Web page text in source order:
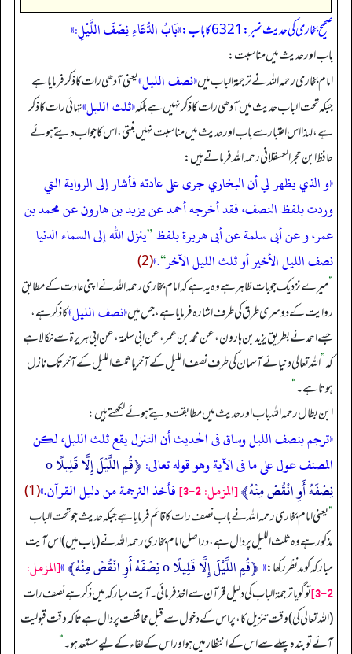
صحیح بخاری کی حدیث نمبر: 6321 کا باب: «بَابُ الدُّعَاءِ نِصْفَ اللَّيْلِ:»
باب اور حدیث میں مناسبت:
امام بخاری رحمہ اللہ نے ترجمۃ الباب میں«نصف الليل»یعنی آدھی رات کا ذکر فرمایا ہے
جبکہ تحت الباب حدیث میں آدھی رات کا ذکر نہیں ہے بلکہ«ثلث الليل»تہائی رات کا ذکر
ہے، لہذا اس اعتبار سے باب اور حدیث میں مناسبت نہیں بنتی، اس کا جواب دیتے ہوئے
حافظ ابن حجر العسقلانی رحمہ اللہ فرماتے ہیں:
«و الذي يظهر لي أن البخاري جرى على عادته فأشار إلى الرواية التي
وردت بلفظ النصف، فقد أخرجه أحمد عن يزيد بن هارون عن محمد بن
عمر، و عن أبى سلمة عن أبى هريرة بلفظ”ينزل الله إلى السماء الدنيا
نصف الليل الأخير أو ثلث الليل الآخر“
.»
(2)
”میرے نزدیک جو بات ظاہر ہے وہ یہ ہے کہ امام بخاری رحمہ اللہ نے اپنی عادت کے مطابق
روایت کے دوسری طرق کی طرف اشارہ فرمایا ہے، جس میں«نصف الليل»کا ذکر ہے،
جسے احمد نے بطریق یزید بن ہارون، عن محمد بن عمر، عن ابی سلمۃ، عن ابی ہریرۃ سے نکالا ہے
کہ”اللہ تعالی دنیائے آسمان کی طرف نصف اللیل کے آخر یا ثلث اللیل کے آخر تک نازل
ہوتا ہے۔“
ابن بطال رحمہ اللہ باب اور حدیث میں مطابقت دیتے ہوئے لکھتے ہیں:
«ترجم بنصف الليل وساق فى الحديث أن التنزل يقع ثلث الليل، لكن
المصنف عول على ما فى الآية وهو قوله تعالى:
﴿قُمِ اللَّيْلَ إِلَّا قَلِيلًا o
نِصْفَهُ أَوِ انْقُصْ مِنْهُ﴾[المزمل: 2-3] فأخذ الترجمة من دليل القرآن.»(1)
”یعنی امام بخاری رحمہ اللہ نے باب نصف رات کا قائم فرمایا ہے جبکہ حدیث جو تحت الباب
مذکور ہے وہ ثلث اللیل پر دال ہے، دراصل امام بخاری رحمہ اللہ نے (باب میں) اس آیت
مبارکہ کو مدنظر رکھا:«﴿قُمِ اللَّيْلَ إِلَّا قَلِيلًا o نِصْفَهُ أَوِ انْقُصْ مِنْهُ﴾ »[المزمل:
2-3]
تو گویا ترجمۃ الباب کی دلیل قرآن سے اخذ فرمائی۔ آیت مبارکہ میں ذکر ہے نصف رات
(اللہ تعالی کی) وقت تنزیل کا، پر اس کے دخول سے قبل محافظت پر دال ہے تاکہ وقت قبولیت
آئے تو بندہ پہلے سے اس کے انتظار میں ہو اور اس کے لقاء کے لیے مستعد ہو۔“